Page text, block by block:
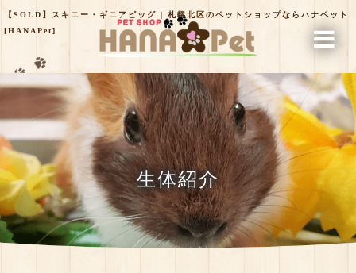
【SOLD】スキニー・ギニアピッグ | 札幌北区のペットショップならハナペット
[HANAPet]
生体紹介